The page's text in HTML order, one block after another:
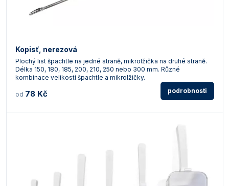
Kopisť, nerezová
Plochý list špachtle na jedné straně, mikrolžička na druhé straně.
Délka 150, 180, 185, 200, 210, 250 nebo 300 mm. Různé
kombinace velikostí špachtle a mikrolžičky.
od 78 Kč podrobnosti